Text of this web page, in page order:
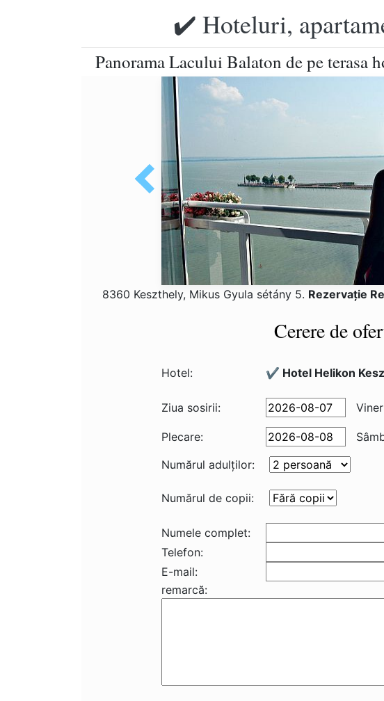
✔️ Hoteluri,
Panorama Lacului Balaton de pe terasa
8360 Keszthely, Mikus Gyula sétány 5. Rezervaţie
Cerere de
Hotel: ✔️ Hotel Helikon
Ziua sosirii:
Plecare:
Numărul adulţilor:
Numărul de copii:
Numele complet:
Telefon:
E-mail:
remarcă: